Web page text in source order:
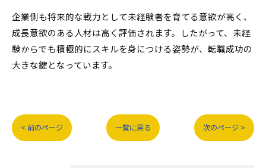
企業側も将来的な戦力として未経験者を育てる意欲が高く、
成長意欲のある人材は高く評価されます。したがって、未経
験からでも積極的にスキルを身につける姿勢が、転職成功の
大きな鍵となっています。
< 前のページ 一覧に戻る 次のページ >